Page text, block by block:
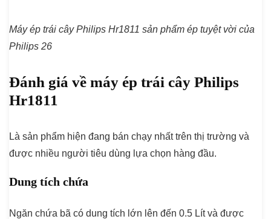
Máy ép trái cây Philips Hr1811 sản phẩm ép tuyệt vời của
Philips 26
Đánh giá về máy ép trái cây Philips
Hr1811
Là sản phẩm hiện đang bán chạy nhất trên thị trường và
được nhiều người tiêu dùng lựa chọn hàng đầu.
Dung tích chứa
Ngăn chứa bã có dung tích lớn lên đến 0.5 Lít và được